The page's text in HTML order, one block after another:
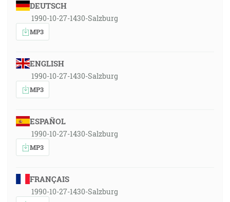
DEUTSCH
1990-10-27-1430-Salzburg
MP3
ENGLISH
1990-10-27-1430-Salzburg
MP3
ESPAÑOL
1990-10-27-1430-Salzburg
MP3
FRANÇAIS
1990-10-27-1430-Salzburg